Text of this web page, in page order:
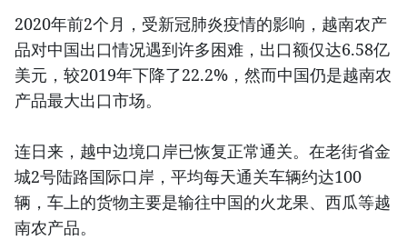
2020年前2个月，受新冠肺炎疫情的影响，越南农产
品对中国出口情况遇到许多困难，出口额仅达6.58亿
美元，较2019年下降了22.2%，然而中国仍是越南农
产品最大出口市场。
连日来，越中边境口岸已恢复正常通关。在老街省金
城2号陆路国际口岸，平均每天通关车辆约达100
辆，车上的货物主要是输往中国的火龙果、西瓜等越
南农产品。